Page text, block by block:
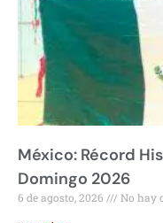
México: Récord
Domingo 2026
6 de agosto, 2026 No hay